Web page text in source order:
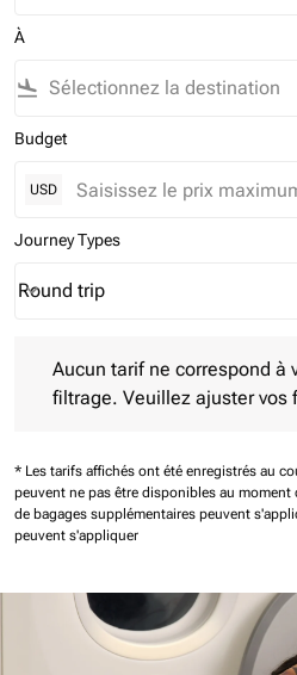
À
flight_land
Budget
USD
Journey Types
Journey Types option Round trip
Round trip
keyboard_arrow_down
Aucun tarif ne correspond à
filtrage. Veuillez ajuster vos
* Les tarifs affichés ont été enregistrés au
peuvent ne pas être disponibles au moment
de bagages supplémentaires peuvent
peuvent s'appliquer